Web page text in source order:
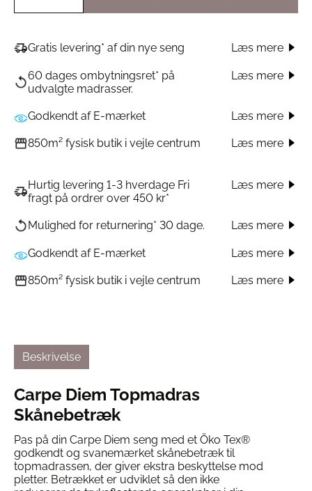
Gratis levering* af din nye seng Læs mere
60 dages ombytningsret* på
udvalgte madrasser.
Læs mere
Godkendt af E-mærket Læs mere
850m² fysisk butik i vejle centrum Læs mere
Hurtig levering 1-3 hverdage Fri
fragt på ordrer over 450 kr*
Læs mere
Mulighed for returnering* 30 dage. Læs mere
Godkendt af E-mærket Læs mere
850m² fysisk butik i vejle centrum Læs mere
Beskrivelse
Carpe Diem Topmadras
Skånebetræk
Pas på din Carpe Diem seng med et Öko Tex®
godkendt og svanemærket skånebetræk til
topmadrassen, der giver ekstra beskyttelse mod
pletter. Betrækket er udviklet så den ikke